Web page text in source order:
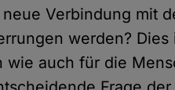
Verbindung mit
werden?
wie auch für die